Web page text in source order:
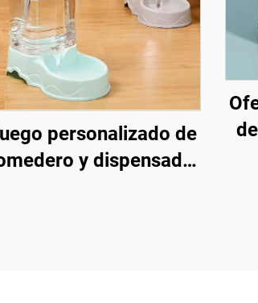
personalizado de
y dispensador